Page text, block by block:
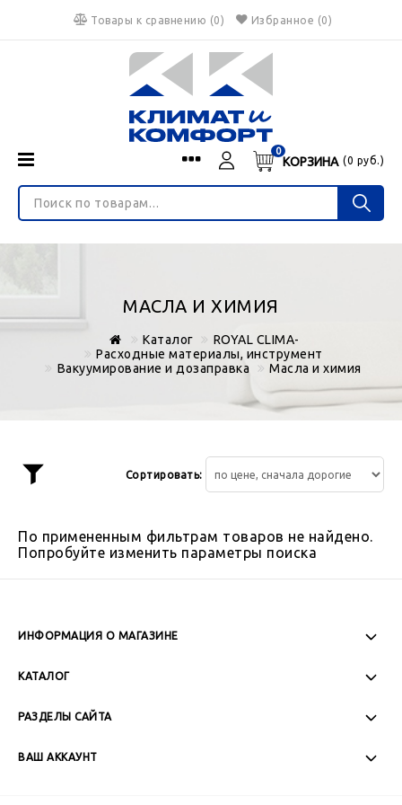
Товары к сравнению (0) Избранное (0)
Menu
Войти
€ $ руб.
КОРЗИНА
0
(0 руб.)
О нас
НЕ ЯВЛЯЕТСЯ ПУБЛИЧНОЙ ОФЕРТОЙ
Доставка и оплата
Блог
Контакты
МАСЛА И ХИМИЯ
Каталог
ROYAL CLIMA-
Расходные материалы, инструмент
Вакуумирование и дозаправка
Масла и химия
Сортировать:
По примененным фильтрам товаров не найдено.
Попробуйте изменить параметры поиска
ИНФОРМАЦИЯ О МАГАЗИНЕ
Сб-Вс: Выходной
КАТАЛОГ
РАЗДЕЛЫ САЙТА
ВАШ АККАУНТ